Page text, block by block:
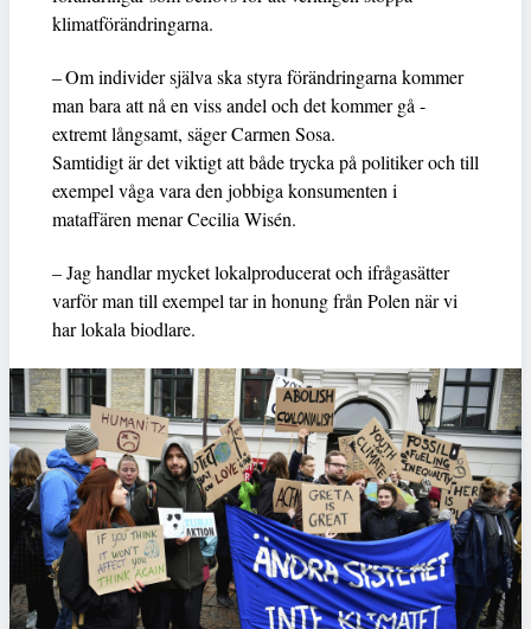
klimatförändringarna.
– Om individer själva ska styra förändringarna kommer
man bara att nå en viss andel och det kommer gå -
extremt långsamt, säger Carmen Sosa.
Samtidigt är det viktigt att både trycka på politiker och till
exempel våga vara den jobbiga konsumenten i
mataffären menar Cecilia Wisén.
– Jag handlar mycket lokalproducerat och ifrågasätter
varför man till exempel tar in honung från Polen när vi
har lokala biodlare.